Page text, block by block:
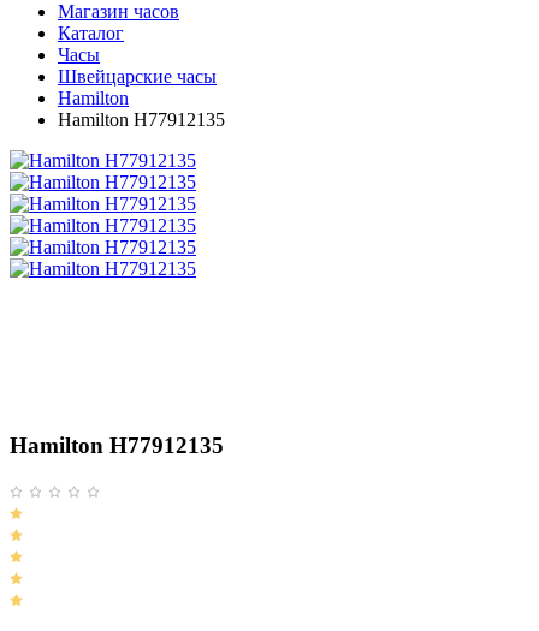
Магазин часов
Каталог
Часы
Швейцарские часы
Hamilton
Hamilton H77912135
Hamilton H77912135